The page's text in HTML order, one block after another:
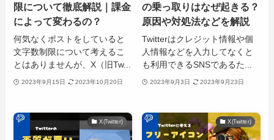
限について徹底解説｜課金
によって変わるの？
何気なくポストをしていると
文字数制限について考えるこ
とはありませんが、X（旧Tw...
2023年9月15日 2023年10月20日
の乗っ取りはなぜ起きる？
原因や対処法などを解説
Twitterはクレジット情報や個
人情報などを入力してなくと
も利用できるSNSであるた...
2023年9月3日 2023年9月23日
X(Twitter) X(Twitter)